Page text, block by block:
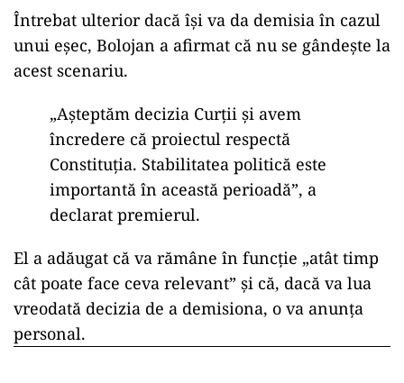
Întrebat ulterior dacă își va da demisia în cazul
unui eșec, Bolojan a afirmat că nu se gândește la
acest scenariu.
„Așteptăm decizia Curții și avem
încredere că proiectul respectă
Constituția. Stabilitatea politică este
importantă în această perioadă”, a
declarat premierul.
El a adăugat că va rămâne în funcție „atât timp
cât poate face ceva relevant” și că, dacă va lua
vreodată decizia de a demisiona, o va anunța
personal.